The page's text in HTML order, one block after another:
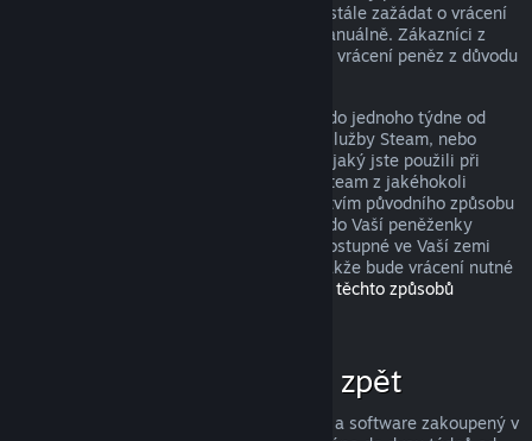
peněz, avšak i když je nesplníte, můžete stále zažádat o vrácení
peněz a my Vaši žádost zkontrolujeme manuálně. Zákazníci z
některých zemí mohou mít navíc práva na vrácení peněz z důvodu
Peníze Vám budou v plné výši navráceny do jednoho týdne od
schválení, a to buďto do Vaší peněženky služby Steam, nebo
prostřednictvím stejného způsobu platby, jaký jste použili při
nákupu produktu. Pokud nebude služba Steam z jakéhokoli
důvodu schopna vrátit peníze prostřednictvím původního způsobu
platby, budou peníze v plné výši vráceny do Vaší peněženky
služby Steam. (Některé způsoby platby dostupné ve Vaší zemi
totiž nemusí podporovat vracení peněz, takže bude vrácení nutné
Kompletní seznam těchto způsobů
Za co lze získat peníze zpět
Služba Steam nabízí vrácení peněz za hry a software zakoupený v